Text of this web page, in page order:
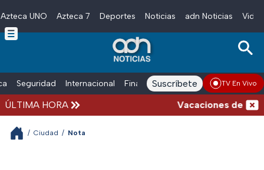
Skip to main content
Azteca UNO Azteca 7 Deportes Noticias adn Noticias
Seguridad Internacional Finanzas adn Noticias Radio
Suscríbete TV En Vivo
ÚLTIMA HORA Vacaciones de
/ Ciudad / Nota